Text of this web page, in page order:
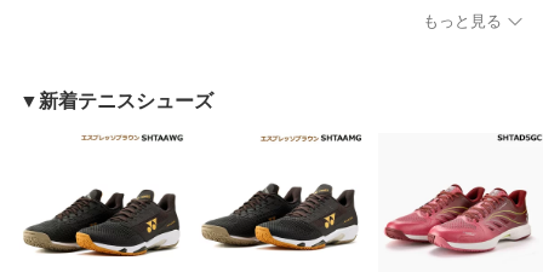
トン協会審査合格品 8
月下旬発売（入荷次第発
審査合格品 8月下旬発
売（入荷次第発送）
ッションカスケードアク
セルミッド SHBCA2
もっと見る
▼新着テニスシューズ